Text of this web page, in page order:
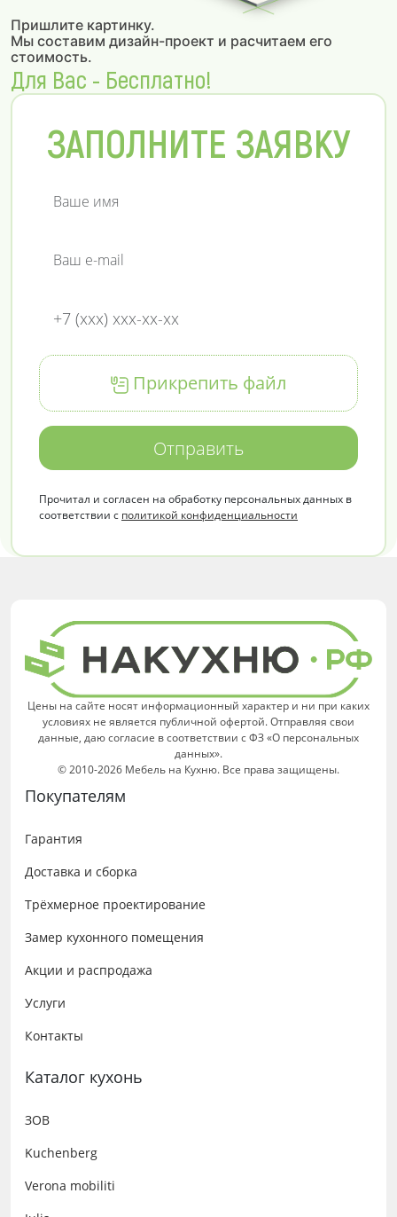
Пришлите картинку.
Мы составим дизайн-проект и расчитаем его
стоимость.
Для Вас - Бесплатно!
ЗАПОЛНИТЕ ЗАЯВКУ
Прикрепить файл
Отправить
Прочитал и согласен на обработку персональных данных в
соответствии с политикой конфиденциальности
Цены на сайте носят информационный характер и ни при каких
условиях не является публичной офертой. Отправляя свои
данные, даю согласие в соответствии с ФЗ «О персональных
данных».
© 2010-2026 Мебель на Кухню. Все права защищены.
Покупателям
Гарантия
Доставка и сборка
Трёхмерное проектирование
Замер кухонного помещения
Акции и распродажа
Услуги
Контакты
Каталог кухонь
ЗОВ
Kuchenberg
Verona mobiliti